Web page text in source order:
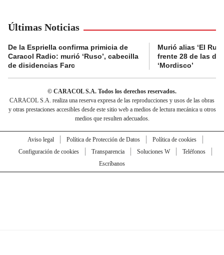
Últimas Noticias
De la Espriella confirma primicia de
Caracol Radio: murió ‘Ruso’, cabecilla
de disidencias Farc
Murió alias ‘El
frente 28 de las
‘Mordisco’
© CARACOL S.A. Todos los derechos reservados.
CARACOL S.A. realiza una reserva expresa de las reproducciones y usos de las obras
y otras prestaciones accesibles desde este sitio web a medios de lectura mecánica u otros
medios que resulten adecuados.
Aviso legal Política de Protección de Datos
Política de cookies
Configuración de cookies
Transparencia Soluciones W
Teléfonos
Escríbanos